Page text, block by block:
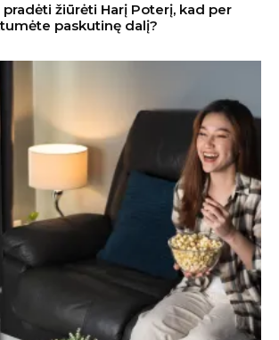
žiūrėti Harį Poterį, kad per
paskutinę dalį?